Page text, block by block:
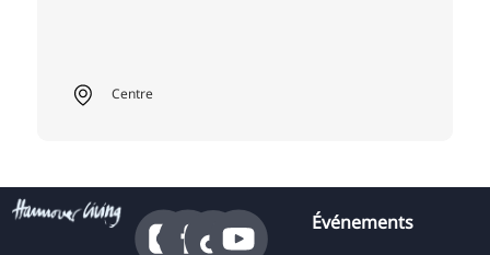
Centre
Événements